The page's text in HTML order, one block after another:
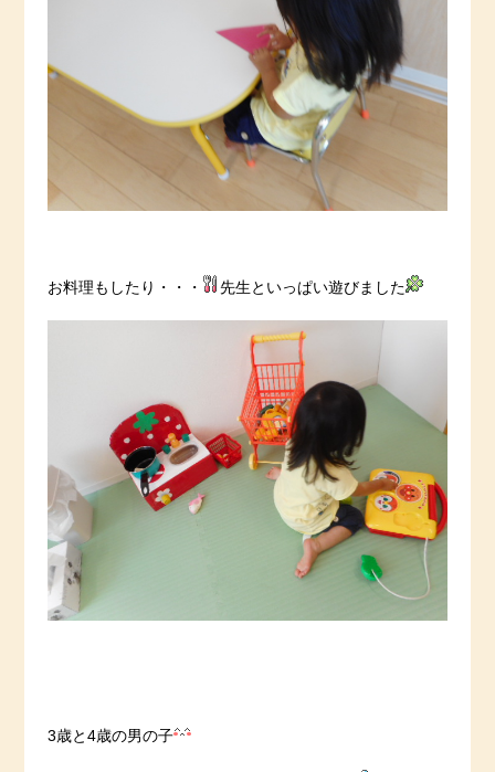
お料理もしたり・・・ 先生といっぱい遊びました
3歳と4歳の男の子